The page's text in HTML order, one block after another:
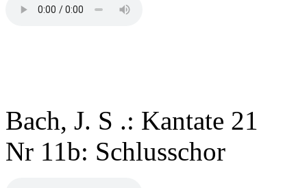
Bach, J. S .: Kantate 21
Nr 11b: Schlusschor